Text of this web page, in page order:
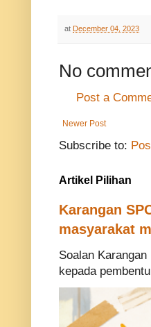
at December 04, 2023
No
Post a
Newer Post
Subscribe to:
Artikel Pilihan
Karangan
masyarakat
Soalan
kepada